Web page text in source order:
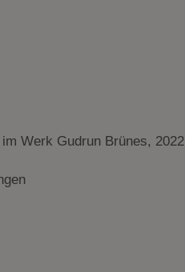
Werk Gudrun Brünes, 2022